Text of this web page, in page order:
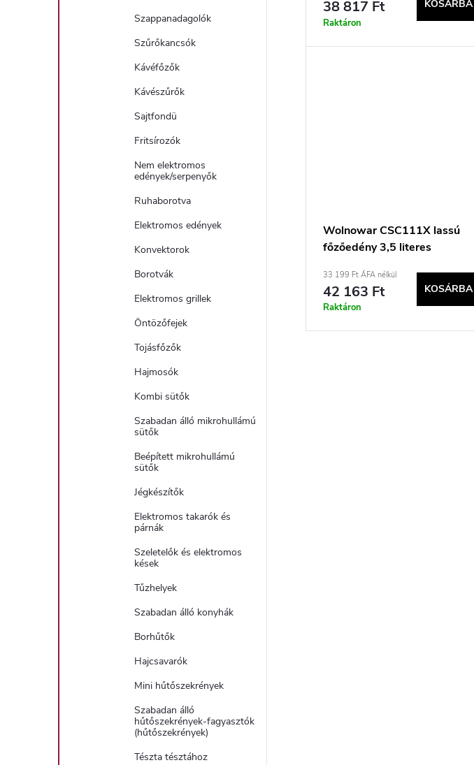
Szappanadagolók
Szűrőkancsók
Kávéfőzők
Kávészűrők
Sajtfondü
Fritsírozók
Nem elektromos
edények/serpenyők
Ruhaborotva
Elektromos edények
Konvektorok
Borotvák
Elektromos grillek
Öntözőfejek
Tojásfőzők
Hajmosók
Kombi sütők
Szabadan álló mikrohullámú
sütők
Beépített mikrohullámú
sütők
Jégkészítők
Elektromos takarók és
párnák
Szeletelők és elektromos
kések
Tűzhelyek
Szabadan álló konyhák
Borhűtők
Hajcsavarók
Mini hűtőszekrények
Szabadan álló
hűtőszekrények-fagyasztók
(hűtőszekrények)
Tészta tésztához
38 817 Ft
Raktáron
KOSÁRBA
Wolnowar CSC111X lassú
főzőedény 3,5 literes
33 199 Ft ÁFA nélkül
42 163 Ft
Raktáron
KOSÁRBA